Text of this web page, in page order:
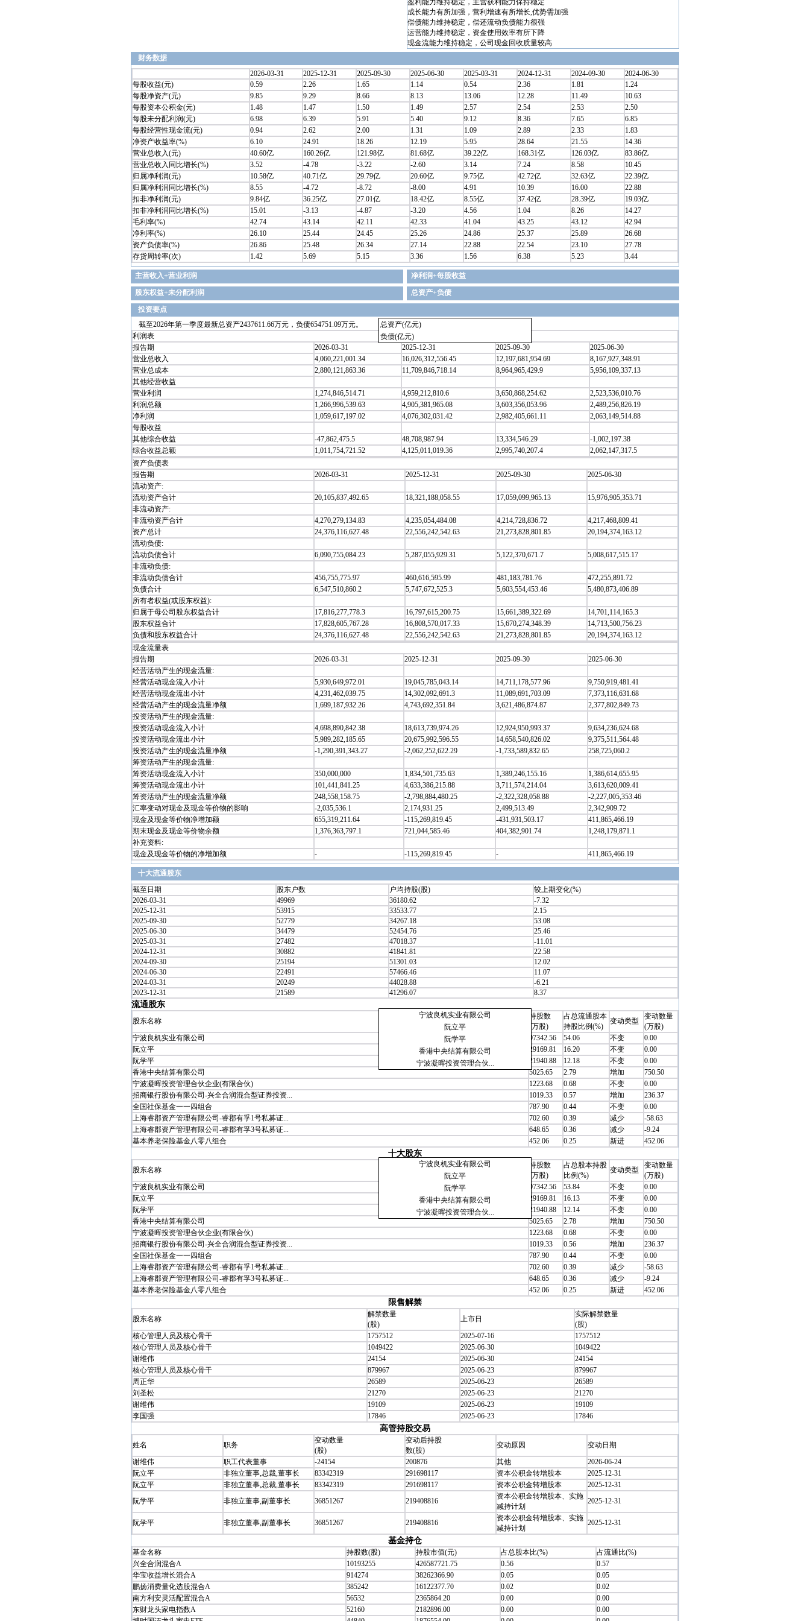
盈利能力维持稳定，主营获利能力保持稳定
成长能力有所加强，营利增速有所增长,优势需加强
偿债能力维持稳定，偿还流动负债能力很强
运营能力维持稳定，资金使用效率有所下降
现金流能力维持稳定，公司现金回收质量较高
财务数据
2026-03-31
2025-12-31 2025-09-30 2025-06-30 2025-03-31 2024-12-31 2024-09-30
2024-06-30
每股收益(元)
0.59 2.26 1.65 1.14 0.54 2.36 1.81
1.24
每股净资产(元)
9.85 9.29 8.66 8.13 13.06 12.28 11.49
10.63
每股资本公积金(元)
1.48 1.47 1.50 1.49 2.57 2.54 2.53
2.50
每股未分配利润(元)
6.98 6.39 5.91 5.40 9.12 8.36 7.65
6.85
每股经营性现金流(元)
0.94 2.62 2.00 1.31 1.09 2.89 2.33
1.83
净资产收益率(%)
6.10 24.91 18.26 12.19 5.95 28.64 21.55
14.36
营业总收入(元)
40.60亿 160.26亿 121.98亿 81.68亿 39.22亿 168.31亿 126.03亿
83.86亿
营业总收入同比增长(%)
3.52 -4.78 -3.22 -2.60 3.14 7.24 8.58
10.45
归属净利润(元)
10.58亿 40.71亿 29.79亿 20.60亿 9.75亿 42.72亿 32.63亿
22.39亿
归属净利润同比增长(%)
8.55 -4.72 -8.72 -8.00 4.91 10.39 16.00
22.88
扣非净利润(元)
9.84亿 36.25亿 27.01亿 18.42亿 8.55亿 37.42亿 28.39亿
19.03亿
扣非净利润同比增长(%)
15.01 -3.13 -4.87 -3.20 4.56 1.04 8.26
14.27
毛利率(%)
42.74 43.14 42.11 42.33 41.04 43.25 43.12
42.94
净利率(%)
26.10 25.44 24.45 25.26 24.86 25.37 25.89
26.68
资产负债率(%)
26.86 25.48 26.34 27.14 22.88 22.54 23.10
27.78
存货周转率(次)
1.42 5.69 5.15 3.36 1.56 6.38 5.23 3.44
主营收入+营业利润
净利润+每股收益
股东权益+未分配利润
总资产+负债
投资要点
总资产(亿元)
负债(亿元)
截至2026年第一季度最新总资产2437611.66万元，负债654751.09万元。
利润表
报告期
2026-03-31 2025-12-31 2025-09-30
2025-06-30
营业总收入
4,060,221,001.34 16,026,312,556.45 12,197,681,954.69
8,167,927,348.91
营业总成本
2,880,121,863.36 11,709,846,718.14 8,964,965,429.9
5,956,109,337.13
其他经营收益
营业利润
1,274,846,514.71 4,959,212,810.6 3,650,868,254.62
2,523,536,010.76
利润总额
1,266,996,539.63 4,905,381,965.08 3,603,356,053.96
2,489,256,826.19
净利润
1,059,617,197.02 4,076,302,031.42 2,982,405,661.11
2,063,149,514.88
每股收益
其他综合收益
-47,862,475.5 48,708,987.94 13,334,546.29
-1,002,197.38
综合收益总额
1,011,754,721.52 4,125,011,019.36 2,995,740,207.4
2,062,147,317.5
资产负债表
报告期
2026-03-31 2025-12-31 2025-09-30
2025-06-30
流动资产:
流动资产合计
20,105,837,492.65 18,321,188,058.55 17,059,099,965.13
15,976,905,353.71
非流动资产:
非流动资产合计
4,270,279,134.83 4,235,054,484.08 4,214,728,836.72
4,217,468,809.41
资产总计
24,376,116,627.48 22,556,242,542.63 21,273,828,801.85
20,194,374,163.12
流动负债:
流动负债合计
6,090,755,084.23 5,287,055,929.31 5,122,370,671.7
5,008,617,515.17
非流动负债:
非流动负债合计
456,755,775.97 460,616,595.99 481,183,781.76
472,255,891.72
负债合计
6,547,510,860.2 5,747,672,525.3 5,603,554,453.46
5,480,873,406.89
所有者权益(或股东权益):
归属于母公司股东权益合计
17,816,277,778.3 16,797,615,200.75 15,661,389,322.69
14,701,114,165.3
股东权益合计
17,828,605,767.28 16,808,570,017.33 15,670,274,348.39
14,713,500,756.23
负债和股东权益合计
24,376,116,627.48 22,556,242,542.63 21,273,828,801.85
20,194,374,163.12
现金流量表
报告期
2026-03-31 2025-12-31 2025-09-30
2025-06-30
经营活动产生的现金流量:
经营活动现金流入小计
5,930,649,972.01 19,045,785,043.14 14,711,178,577.96
9,750,919,481.41
经营活动现金流出小计
4,231,462,039.75 14,302,092,691.3 11,089,691,703.09
7,373,116,631.68
经营活动产生的现金流量净额
1,699,187,932.26 4,743,692,351.84 3,621,486,874.87
2,377,802,849.73
投资活动产生的现金流量:
投资活动现金流入小计
4,698,890,842.38 18,613,739,974.26 12,924,950,993.37
9,634,236,624.68
投资活动现金流出小计
5,989,282,185.65 20,675,992,596.55 14,658,540,826.02
9,375,511,564.48
投资活动产生的现金流量净额
-1,290,391,343.27 -2,062,252,622.29 -1,733,589,832.65
258,725,060.2
筹资活动产生的现金流量:
筹资活动现金流入小计
350,000,000 1,834,501,735.63 1,389,246,155.16
1,386,614,655.95
筹资活动现金流出小计
101,441,841.25 4,633,386,215.88 3,711,574,214.04
3,613,620,009.41
筹资活动产生的现金流量净额
248,558,158.75 -2,798,884,480.25 -2,322,328,058.88
-2,227,005,353.46
汇率变动对现金及现金等价物的影响
-2,035,536.1 2,174,931.25 2,499,513.49
2,342,909.72
现金及现金等价物净增加额
655,319,211.64 -115,269,819.45 -431,931,503.17
411,865,466.19
期末现金及现金等价物余额
1,376,363,797.1 721,044,585.46 404,382,901.74
1,248,179,871.1
补充资料:
现金及现金等价物的净增加额
- -115,269,819.45 - 411,865,466.19
十大流通股东
截至日期
股东户数 户均持股(股)
较上期变化(%)
2026-03-31
49969 36180.62
-7.32
2025-12-31
53915 33533.77
2.15
2025-09-30
52779 34267.18
53.08
2025-06-30
34479 52454.76
25.46
2025-03-31
27482 47018.37
-11.01
2024-12-31
30882 41841.81
22.58
2024-09-30
25194 51301.03
12.02
2024-06-30
22491 57466.46
11.07
2024-03-31
20249 44028.88
-6.21
2023-12-31
21589 41296.07 8.37
流通股东
宁波良机实业有限公司
阮立平
阮学平
香港中央结算有限公司
宁波凝晖投资管理合伙...
股东名称
持股数
(万股)
占总流通股本
持股比例(%)
变动类型
变动数量
(万股)
宁波良机实业有限公司
97342.56 54.06 不变
0.00
阮立平
29169.81 16.20 不变
0.00
阮学平
21940.88 12.18 不变
0.00
香港中央结算有限公司
5025.65 2.79 增加
750.50
宁波凝晖投资管理合伙企业(有限合伙)
1223.68 0.68 不变
0.00
招商银行股份有限公司-兴全合润混合型证券投资...
1019.33 0.57 增加
236.37
全国社保基金一一四组合
787.90 0.44 不变
0.00
上海睿郡资产管理有限公司-睿郡有孚1号私募证...
702.60 0.39 减少
-58.63
上海睿郡资产管理有限公司-睿郡有孚3号私募证...
648.65 0.36 减少
-9.24
基本养老保险基金八零八组合
452.06 0.25 新进 452.06
十大股东
宁波良机实业有限公司
阮立平
阮学平
香港中央结算有限公司
宁波凝晖投资管理合伙...
股东名称
持股数
(万股)
占总股本持股
比例(%)
变动类型
变动数量
(万股)
宁波良机实业有限公司
97342.56 53.84 不变
0.00
阮立平
29169.81 16.13 不变
0.00
阮学平
21940.88 12.14 不变
0.00
香港中央结算有限公司
5025.65 2.78 增加
750.50
宁波凝晖投资管理合伙企业(有限合伙)
1223.68 0.68 不变
0.00
招商银行股份有限公司-兴全合润混合型证券投资...
1019.33 0.56 增加
236.37
全国社保基金一一四组合
787.90 0.44 不变
0.00
上海睿郡资产管理有限公司-睿郡有孚1号私募证...
702.60 0.39 减少
-58.63
上海睿郡资产管理有限公司-睿郡有孚3号私募证...
648.65 0.36 减少
-9.24
基本养老保险基金八零八组合
452.06 0.25 新进 452.06
限售解禁
股东名称
解禁数量
(股)
上市日
实际解禁数量
(股)
核心管理人员及核心骨干
1757512 2025-07-16
1757512
核心管理人员及核心骨干
1049422 2025-06-30
1049422
谢维伟
24154 2025-06-30
24154
核心管理人员及核心骨干
879967 2025-06-23
879967
周正华
26589 2025-06-23
26589
刘圣松
21270 2025-06-23
21270
谢维伟
19109 2025-06-23
19109
李国强
17846 2025-06-23 17846
高管持股交易
姓名 职务
变动数量
(股)
变动后持股
数(股)
变动原因
变动日期
谢维伟
职工代表董事 -24154 200876 其他
2026-06-24
阮立平
非独立董事,总裁,董事长 83342319 291698117 资本公积金转增股本
2025-12-31
阮立平
非独立董事,总裁,董事长 83342319 291698117 资本公积金转增股本
2025-12-31
阮学平
非独立董事,副董事长 36851267 219408816
资本公积金转增股本、实施
减持计划
2025-12-31
阮学平 非独立董事,副董事长 36851267 219408816
资本公积金转增股本、实施
减持计划
2025-12-31
基金持仓
基金名称 持股数(股) 持股市值(元) 占总股本比(%)
占流通比(%)
兴全合润混合A
10193255 426587721.75 0.56
0.57
华宝收益增长混合A
914274 38262366.90 0.05
0.05
鹏扬消费量化选股混合A
385242 16122377.70 0.02
0.02
南方利安灵活配置混合A
56532 2365864.20 0.00
0.00
东财龙头家电指数A
52160 2182896.00 0.00
0.00